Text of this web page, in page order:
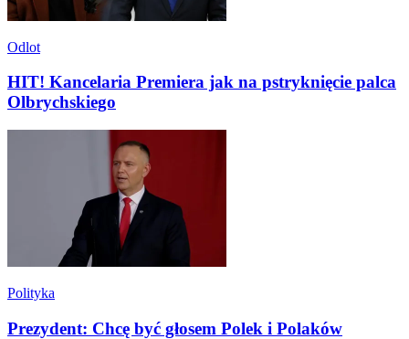
Odlot
HIT! Kancelaria Premiera jak na pstryknięcie palca
Olbrychskiego
Polityka
Prezydent: Chcę być głosem Polek i Polaków